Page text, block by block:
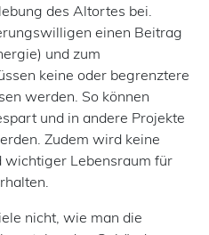
des Altortes bei.
einen Beitrag
und zum
keine oder begrenztere
werden. So können
und in andere Projekte
Zudem wird keine
wichtiger Lebensraum für
nicht, wie man die